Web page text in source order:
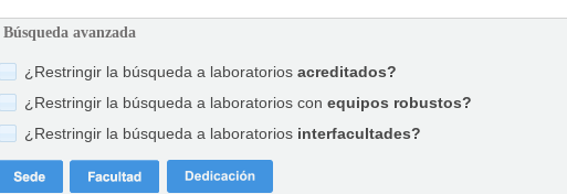
Búsqueda avanzada
¿Restringir la búsqueda a laboratorios acreditados?
¿Restringir la búsqueda a laboratorios con equipos robustos?
¿Restringir la búsqueda a laboratorios interfacultades?